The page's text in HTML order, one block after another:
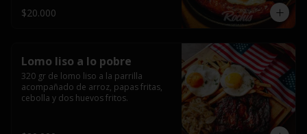
$20.000
Lomo liso a lo pobre
320 gr de lomo liso a la parrilla
acompañado de arroz, papas fritas,
cebolla y dos huevos fritos.